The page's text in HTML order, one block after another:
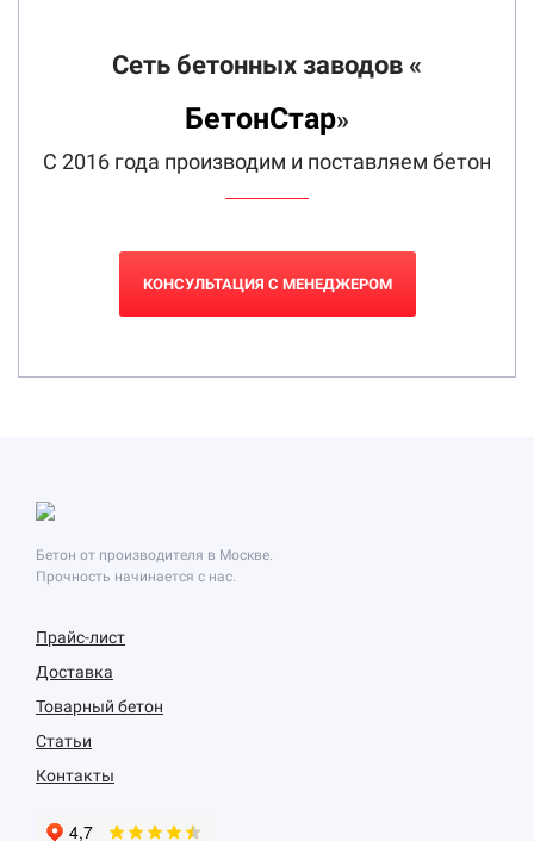
Сеть бетонных заводов «
БетонСтар»
С 2016 года производим и поставляем бетон
КОНСУЛЬТАЦИЯ С МЕНЕДЖЕРОМ
Бетон от производителя в Москве.
Прочность начинается с нас.
Прайс-лист
Доставка
Товарный бетон
Статьи
Контакты